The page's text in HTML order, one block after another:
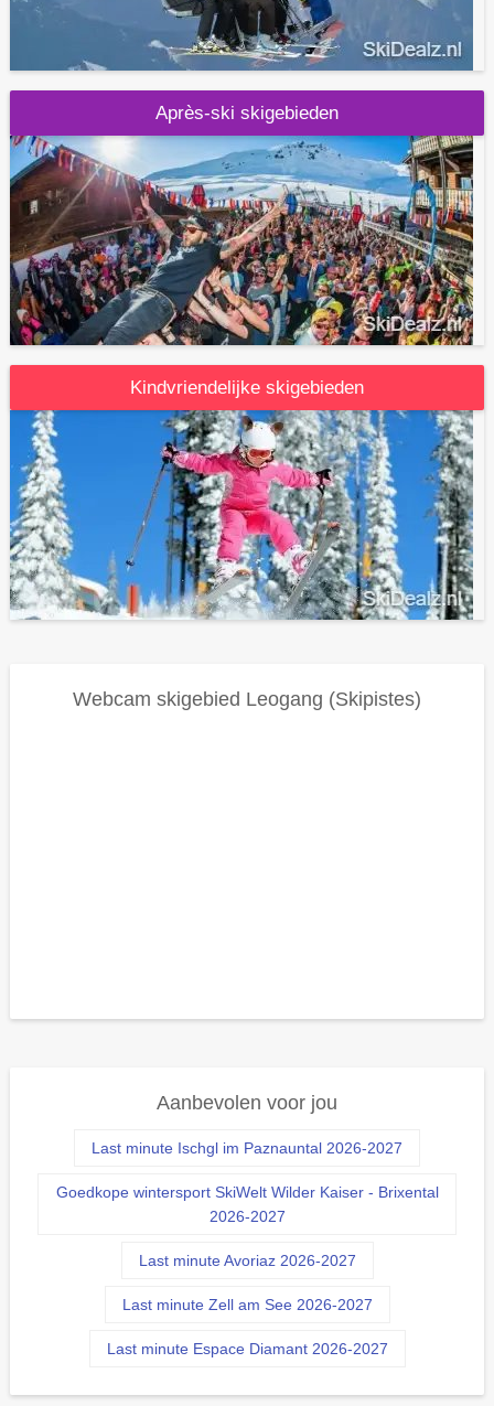
Après-ski skigebieden
Kindvriendelijke skigebieden
Webcam skigebied Leogang (skipistes)
Aanbevolen voor jou
Last minute Ischgl im Paznauntal 2026-2027
Goedkope wintersport SkiWelt Wilder Kaiser - Brixental
2026-2027
Last minute Avoriaz 2026-2027
Last minute Zell am See 2026-2027
Last minute Espace Diamant 2026-2027